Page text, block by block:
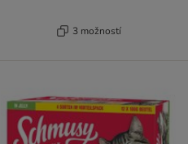
3 možností